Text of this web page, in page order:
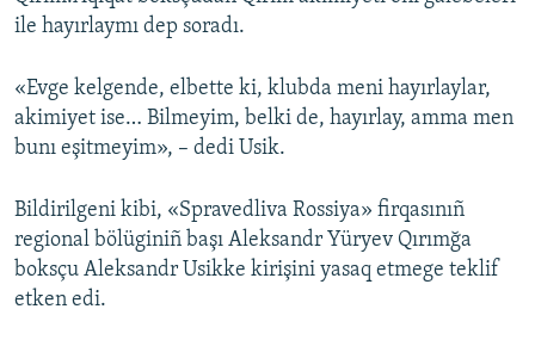
ile hayırlaymı dep soradı.
«Evge kelgende, elbette ki, klubda meni hayırlaylar,
akimiyet ise… Bilmeyim, belki de, hayırlay, amma men
bunı eşitmeyim», – dedi Usik.
Bildirilgeni kibi, «Spravedliva Rossiya» firqasınıñ
regional bölüginiñ başı Aleksandr Yüryev Qırımğa
boksçu Aleksandr Usikke kirişini yasaq etmege teklif
etken edi.